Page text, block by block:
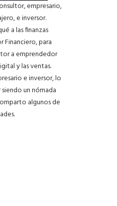
empresario,
e inversor.
a las finanzas
Financiero, para
a emprendedor
y las ventas.
e inversor, lo
un nómada
algunos de